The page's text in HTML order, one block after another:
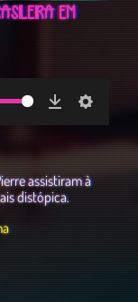
EM
assistiram à
distópica.